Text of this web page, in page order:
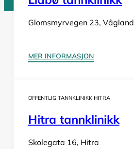
Glomsmyrvegen 23, Vågland
MER INFORMASJON
OFFENTLIG TANNKLINIKK HITRA
Hitra tannklinikk
Skolegata 16, Hitra
Tannlege Norge © 2026